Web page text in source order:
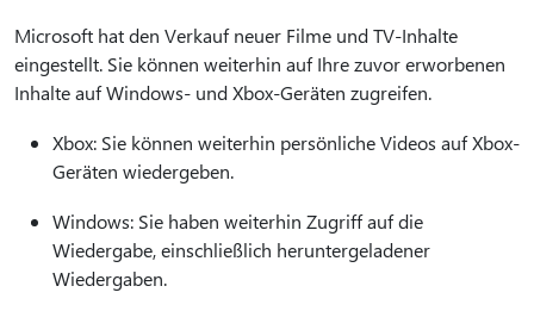
Microsoft hat den Verkauf neuer Filme und TV-Inhalte
eingestellt. Sie können weiterhin auf Ihre zuvor erworbenen
Inhalte auf Windows- und Xbox-Geräten zugreifen.
Xbox: Sie können weiterhin persönliche Videos auf Xbox-
Geräten wiedergeben.
Windows: Sie haben weiterhin Zugriff auf die
Wiedergabe, einschließlich heruntergeladener
Wiedergaben.